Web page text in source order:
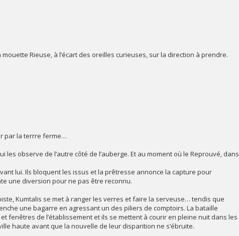
Rieuse, à l’écart des oreilles curieuses, sur la direction à prendre.
par la terrre ferme…
observe de l’autre côté de l’auberge. Et au moment où le Reprouvé, dans
lui. Ils bloquent les issus et la prêtresse annonce la capture pour
une diversion pour ne pas être reconnu.
Kumtalis se met à ranger les verres et faire la serveuse… tendis que
une bagarre en agressant un des piliers de comptoirs. La bataille
fenêtres de l’établissement et ils se mettent à courir en pleine nuit dans les
haute avant que la nouvelle de leur disparition ne s’ébruite.